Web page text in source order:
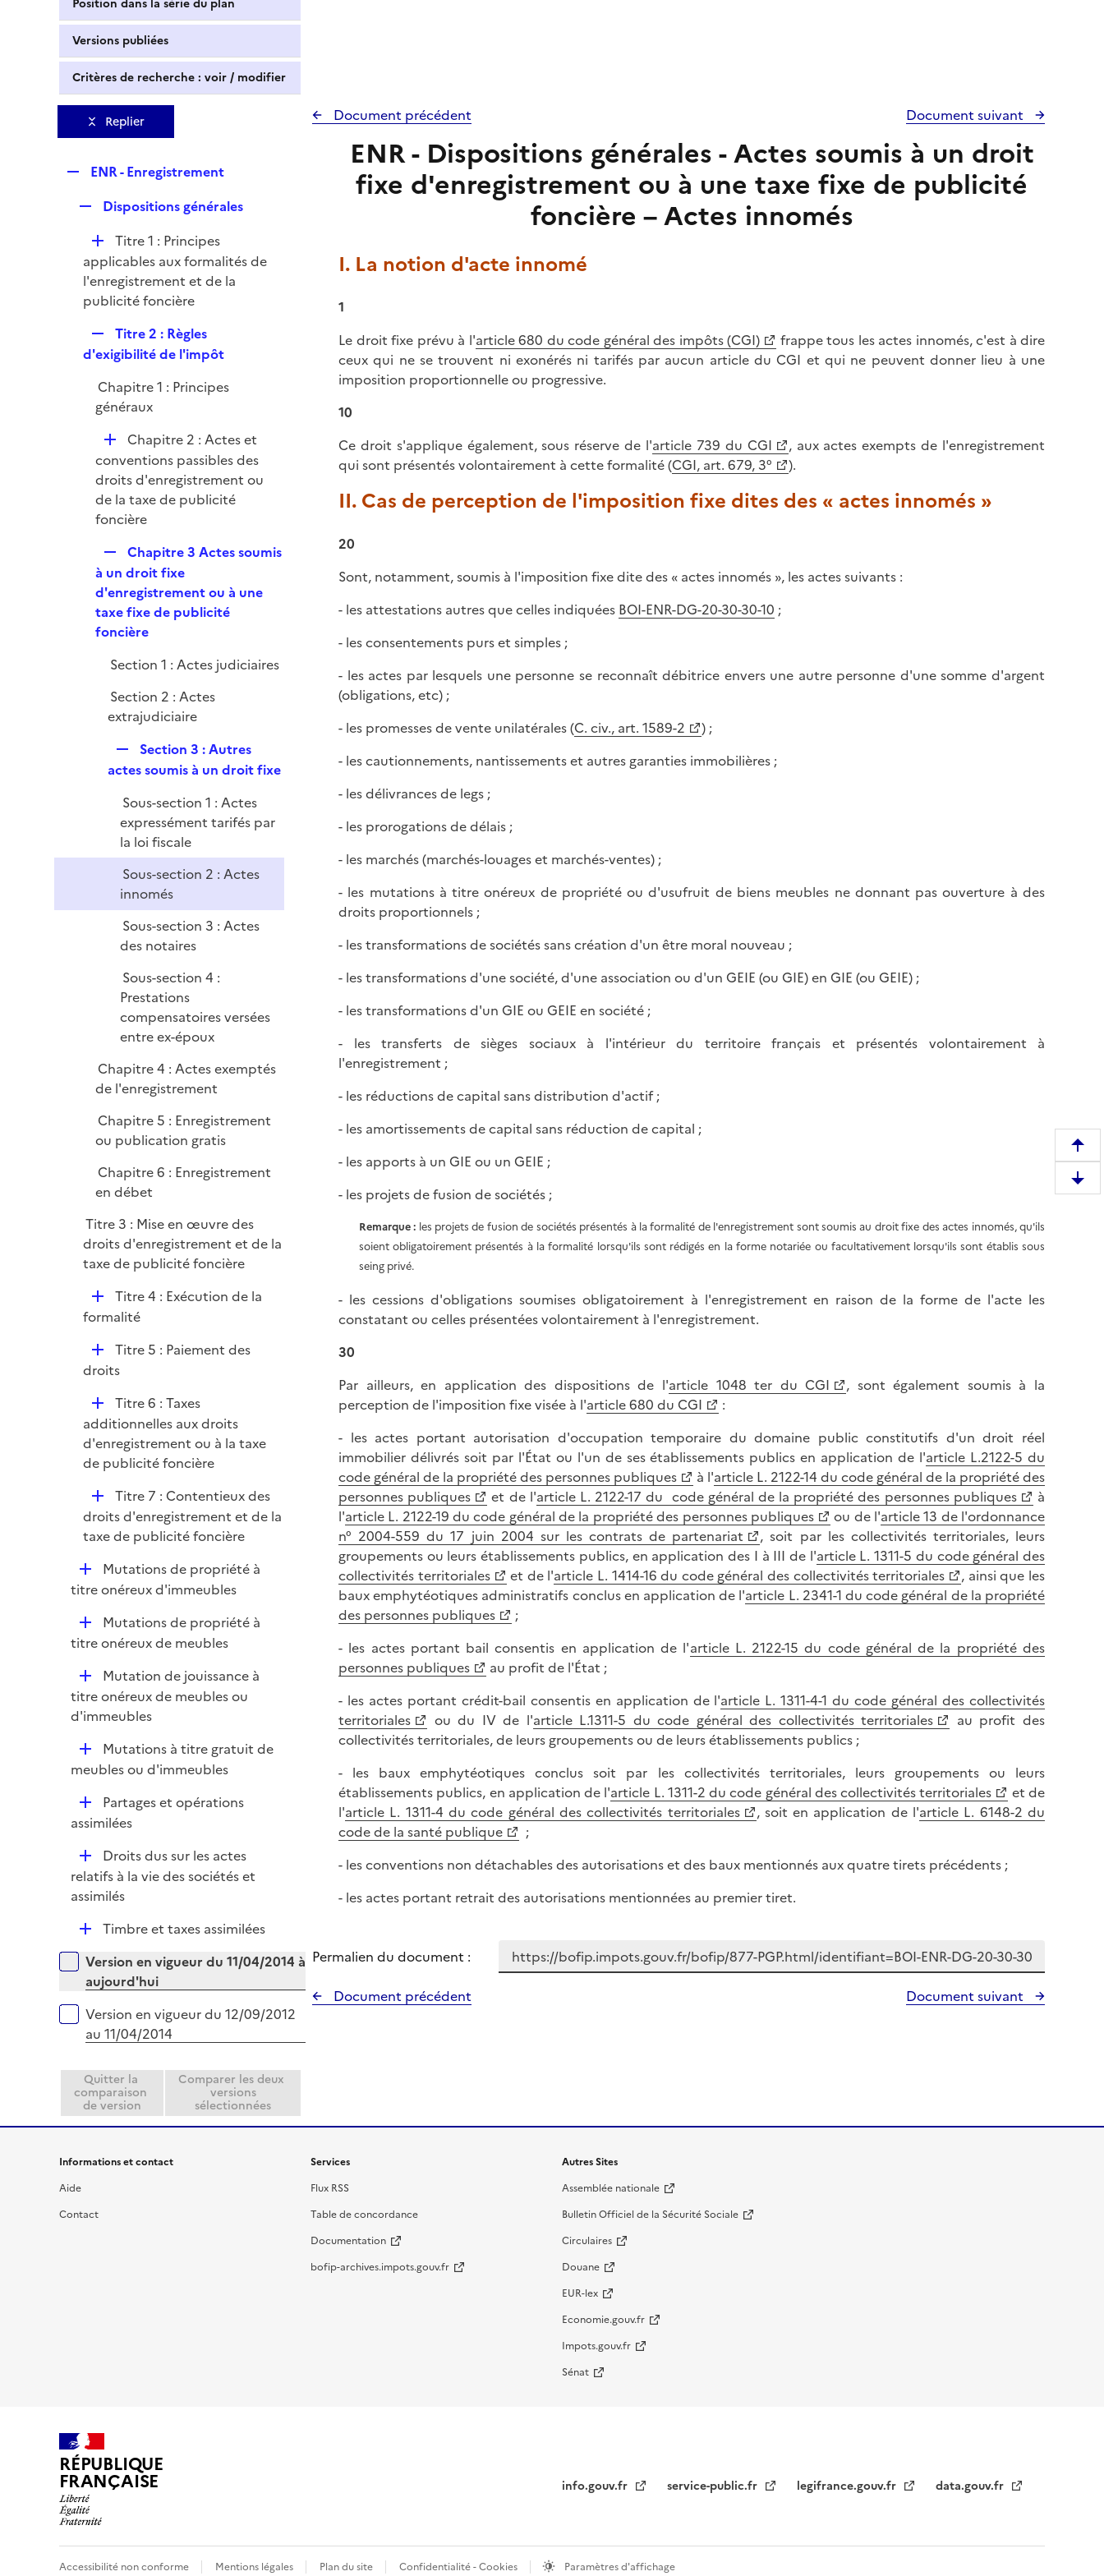
Position dans la série du plan
Versions publiées
Critères de recherche : voir / modifier
Replier
p
e
r
ENR - Enregistrement
p
l
i
e
Dispositions générales
D
é
p
l
r
Titre 1 : Principes
applicables aux formalités de
l'enregistrement et de la
publicité foncière
e
l
i
e
r
Titre 2 : Règles
d'exigibilité de l'impôt
Chapitre 1 : Principes
généraux
D
é
p
l
i
Chapitre 2 : Actes et
conventions passibles des
droits d'enregistrement ou
de la taxe de publicité
foncière
e
p
l
i
r
Chapitre 3 Actes soumis
à un droit fixe
d'enregistrement ou à une
taxe fixe de publicité
foncière
Section 1 : Actes judiciaires
Section 2 : Actes
extrajudiciaire
e
l
i
e
Section 3 : Autres
actes soumis à un droit fixe
Sous-section 1 : Actes
expressément tarifés par
la loi fiscale
Sous-section 2 : Actes
innomés
Sous-section 3 : Actes
des notaires
Sous-section 4 :
Prestations
compensatoires versées
entre ex-époux
Chapitre 4 : Actes exemptés
de l'enregistrement
Chapitre 5 : Enregistrement
ou publication gratis
Chapitre 6 : Enregistrement
en débet
Titre 3 : Mise en œuvre des
droits d'enregistrement et de la
taxe de publicité foncière
D
é
i
r
Titre 4 : Exécution de la
formalité
D
é
i
e
r
Titre 5 : Paiement des
droits
D
é
p
l
r
Titre 6 : Taxes
additionnelles aux droits
d'enregistrement ou à la taxe
de publicité foncière
D
é
p
i
e
r
Titre 7 : Contentieux des
droits d'enregistrement et de la
taxe de publicité foncière
D
é
i
Mutations de propriété à
titre onéreux d'immeubles
D
é
i
e
Mutations de propriété à
titre onéreux de meubles
D
é
p
e
Mutation de jouissance à
titre onéreux de meubles ou
d'immeubles
D
é
i
Mutations à titre gratuit de
meubles ou d'immeubles
D
é
i
e
Partages et opérations
assimilées
D
é
p
e
r
Droits dus sur les actes
relatifs à la vie des sociétés et
assimilés
D
p
l
i
r
Timbre et taxes assimilées
Versions sur la période
Version en vigueur du 11/04/2014 à
aujourd'hui
Version en vigueur du 12/09/2012
au 11/04/2014
Quitter la
comparaison
de version
Comparer les deux
versions
sélectionnées
Document précédent Document suivant
ENR - Dispositions générales - Actes soumis à un droit
fixe d'enregistrement ou à une taxe fixe de publicité
foncière – Actes innomés
I. La notion d'acte innomé
1
Le droit fixe prévu à l'article 680 du code général des impôts (CGI)
frappe tous les actes innomés, c'est à dire
ceux qui ne se trouvent ni exonérés ni tarifés par aucun article du CGI et qui ne peuvent donner lieu à une
imposition proportionnelle ou progressive.
10
Ce droit s'applique également, sous réserve de l'article 739 du CGI
, aux actes exempts de l'enregistrement
qui sont présentés volontairement à cette formalité (CGI, art. 679, 3° ).
II. Cas de perception de l'imposition fixe dites des « actes innomés »
20
Sont, notamment, soumis à l'imposition fixe dite des « actes innomés », les actes suivants :
- les attestations autres que celles indiquées BOI-ENR-DG-20-30-30-10 ;
- les consentements purs et simples ;
- les actes par lesquels une personne se reconnaît débitrice envers une autre personne d'une somme d'argent
(obligations, etc) ;
- les promesses de vente unilatérales (C. civ., art. 1589-2
) ;
- les cautionnements, nantissements et autres garanties immobilières ;
- les délivrances de legs ;
- les prorogations de délais ;
- les marchés (marchés-louages et marchés-ventes) ;
- les mutations à titre onéreux de propriété ou d'usufruit de biens meubles ne donnant pas ouverture à des
droits proportionnels ;
- les transformations de sociétés sans création d'un être moral nouveau ;
- les transformations d'une société, d'une association ou d'un GEIE (ou GIE) en GIE (ou GEIE) ;
- les transformations d'un GIE ou GEIE en société ;
- les transferts de sièges sociaux à l'intérieur du territoire français et présentés volontairement à
l'enregistrement ;
- les réductions de capital sans distribution d'actif ;
- les amortissements de capital sans réduction de capital ;
- les apports à un GIE ou un GEIE ;
- les projets de fusion de sociétés ;
Remarque : les projets de fusion de sociétés présentés à la formalité de l'enregistrement sont soumis au droit fixe des actes innomés, qu'ils
soient obligatoirement présentés à la formalité lorsqu'ils sont rédigés en la forme notariée ou facultativement lorsqu'ils sont établis sous
seing privé.
- les cessions d'obligations soumises obligatoirement à l'enregistrement en raison de la forme de l'acte les
constatant ou celles présentées volontairement à l'enregistrement.
30
Par ailleurs, en application des dispositions de l'article 1048 ter du CGI
, sont également soumis à la
perception de l'imposition fixe visée à l'article 680 du CGI
:
- les actes portant autorisation d'occupation temporaire du domaine public constitutifs d'un droit réel
immobilier délivrés soit par l'État ou l'un de ses établissements publics en application de l'article L.2122-5 du
code général de la propriété des personnes publiques
à l'article L. 2122-14 du code général de la propriété des
personnes publiques
et de l'article L. 2122-17 du code général de la propriété des personnes publiques
à
l'article L. 2122-19 du code général de la propriété des personnes publiques ou de l'article 13 de l'ordonnance
n° 2004-559 du 17 juin 2004 sur les contrats de partenariat
, soit par les collectivités territoriales, leurs
groupements ou leurs établissements publics, en application des I à III de l'article L. 1311-5 du code général des
collectivités territoriales
et de l'article L. 1414-16 du code général des collectivités territoriales
, ainsi que les
baux emphytéotiques administratifs conclus en application de l'article L. 2341-1 du code général de la propriété
des personnes publiques
;
- les actes portant bail consentis en application de l'article L. 2122-15 du code général de la propriété des
personnes publiques
au profit de l'État ;
- les actes portant crédit-bail consentis en application de l'article L. 1311-4-1 du code général des collectivités
territoriales
ou du IV de l'article L.1311-5 du code général des collectivités territoriales
au profit des
collectivités territoriales, de leurs groupements ou de leurs établissements publics ;
- les baux emphytéotiques conclus soit par les collectivités territoriales, leurs groupements ou leurs
établissements publics, en application de l'article L. 1311-2 du code général des collectivités territoriales
et de
l'article L. 1311-4 du code général des collectivités territoriales , soit en application de l'article L. 6148-2 du
code de la santé publique
;
- les conventions non détachables des autorisations et des baux mentionnés aux quatre tirets précédents ;
- les actes portant retrait des autorisations mentionnées au premier tiret.
Permalien du document :
Document précédent
Document suivant
e
m
D
Informations et contact
Aide
Contact
Services
Flux RSS
Table de concordance
Documentation
bofip-archives.impots.gouv.fr
Autres Sites
Assemblée nationale
Bulletin Officiel de la Sécurité Sociale
Circulaires
Douane
EUR-lex
Economie.gouv.fr
Impots.gouv.fr
Sénat
RÉPUBLIQUE
FRANÇAISE info.gouv.fr service-public.fr legifrance.gouv.fr data.gouv.fr
Accessibilité non conforme Mentions légales Plan du site Confidentialité - Cookies Paramètres d'affichage